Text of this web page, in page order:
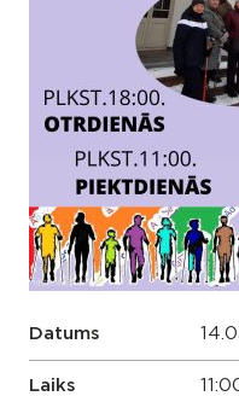
Datums
Laiks